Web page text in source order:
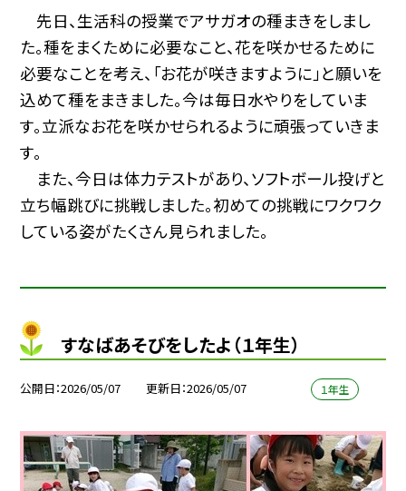
先日、生活科の授業でアサガオの種まきをしまし
た。種をまくために必要なこと、花を咲かせるために
必要なことを考え、「お花が咲きますように」と願いを
込めて種をまきました。今は毎日水やりをしていま
す。立派なお花を咲かせられるように頑張っていきま
す。
また、今日は体力テストがあり、ソフトボール投げと
立ち幅跳びに挑戦しました。初めての挑戦にワクワク
している姿がたくさん見られました。
すなばあそびをしたよ（１年生）
公開日 2026/05/07 更新日 2026/05/07 １年生